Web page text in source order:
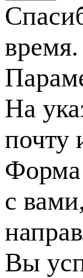
время.
На
почту
Форма
с
Вы